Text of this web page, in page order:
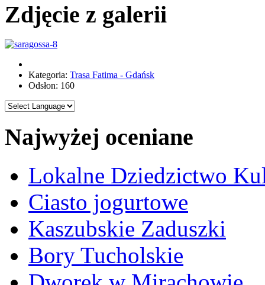
Zdjęcie z galerii
Kategoria: Trasa Fatima - Gdańsk
Odsłon: 160
Najwyżej oceniane
Lokalne Dziedzictwo
Ciasto jogurtowe
Kaszubskie Zaduszki
Bory Tucholskie